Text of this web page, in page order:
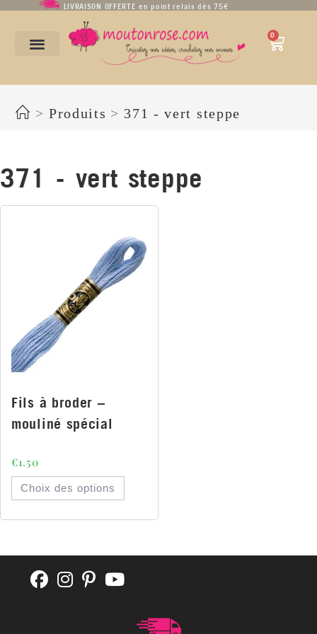
LIVRAISON OFFERTE en point relais dès 75€
0
> Produits > 371 - vert steppe
371 - vert steppe
Fils à broder –
mouliné spécial
€1.50
Choix des options